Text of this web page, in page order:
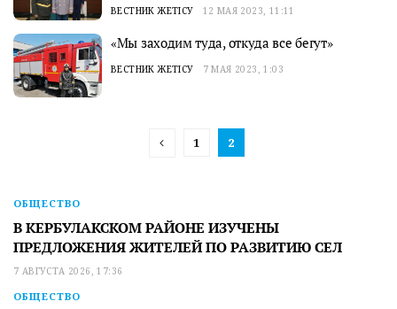
ВЕСТНИК ЖЕТІСУ 12 МАЯ 2023, 11:11
«Мы заходим туда, откуда все бегут»
ВЕСТНИК ЖЕТІСУ 7 МАЯ 2023, 1:03
1 2
ОБЩЕСТВО
В КЕРБУЛАКСКОМ РАЙОНЕ ИЗУЧЕНЫ
ПРЕДЛОЖЕНИЯ ЖИТЕЛЕЙ ПО РАЗВИТИЮ СЕЛ
7 АВГУСТА 2026, 17:36
ОБЩЕСТВО